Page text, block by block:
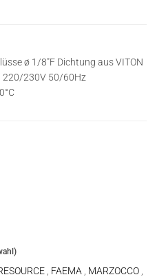
ø 1/8"F Dichtung aus VITON
220/230V 50/60Hz
FAEMA MARZOCCO